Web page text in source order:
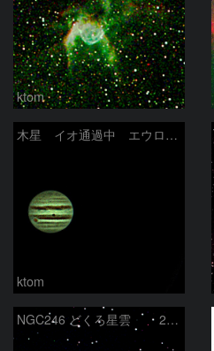
ktom
木星 イオ通過中 エウロパ 2026-2-3
ktom
NGC246 どくろ星雲 2026-1-6